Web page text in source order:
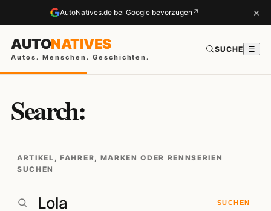
AutoNatives.de bei Google bevorzugen ↗ ×
AUTONATIVES
Autos. Menschen. Geschichten.
SUCHE ☰
Search:
ARTIKEL, FAHRER, MARKEN ODER RENNSERIEN
SUCHEN
SUCHEN